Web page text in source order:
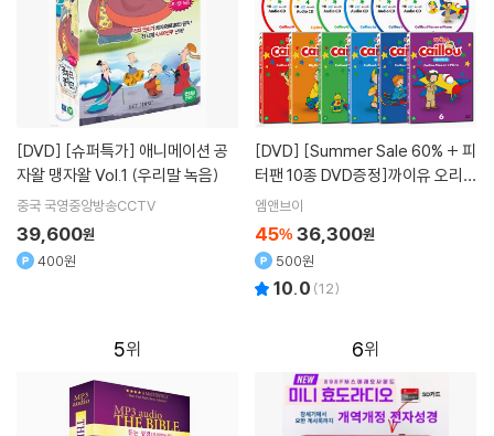
[DVD]
자왈 맹자왈 Vol.1 (우리말 녹음)
중국 국영중앙방송CCTV
39,600원
400원
[DVD]
터팬 10종 DVD증정]까이유 오리지
널 15종세트
엠앤브이
45% 36,300원
500원
10.0 (12)
5 6